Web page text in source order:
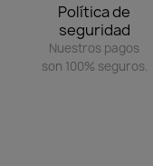
Política de
seguridad
Nuestros pagos
son 100% seguros.